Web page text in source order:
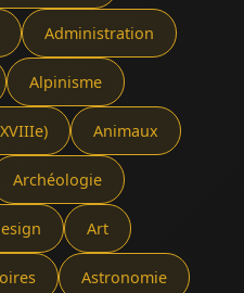
Administration
Alpinisme
Animaux
Archéologie
Art
Astronomie